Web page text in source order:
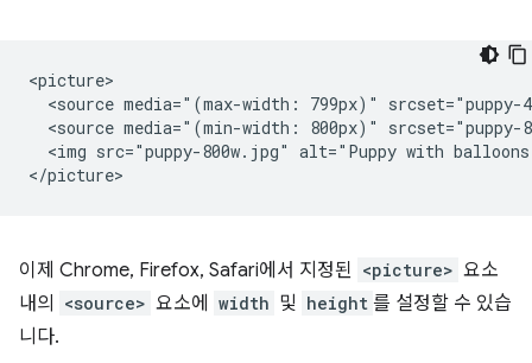
<picture>
<source media="(max-width: 799px)" srcset="puppy-
<source media="(min-width: 800px)" srcset="puppy-
<img src="puppy-800w.jpg" alt="Puppy with
이제 Chrome, Firefox, Safari에서 지정된 <picture> 요소
내의
<source> 요소에 width 및 height 를 설정할 수 있습
니다.